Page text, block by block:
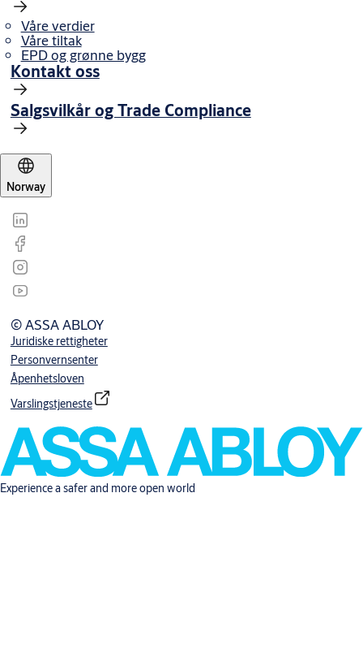
Våre verdier
Våre tiltak
EPD og grønne bygg
Kontakt oss
Salgsvilkår og Trade Compliance
Norway
© ASSA ABLOY
Juridiske rettigheter
Personvernsenter
Åpenhetsloven
Varslingstjeneste
Experience a safer and more open world